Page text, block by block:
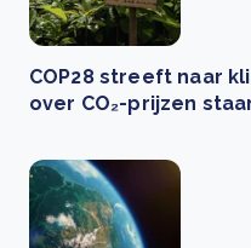
COP28 streeft naar
over CO₂-prijzen